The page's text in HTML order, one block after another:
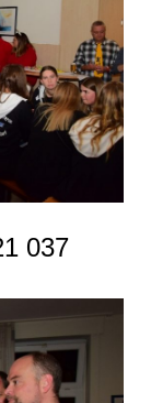
037